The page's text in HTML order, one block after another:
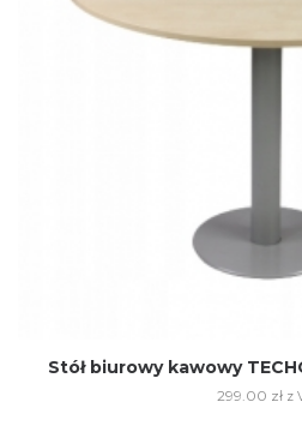
Stół biurowy kawowy
299.00 zł z